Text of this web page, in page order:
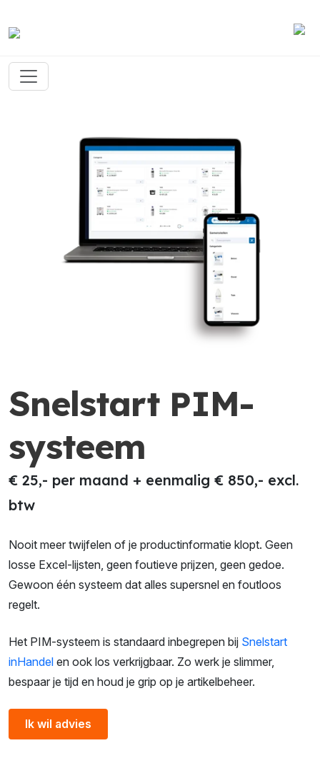
Snelstart PIM-
systeem
€ 25,- per maand + eenmalig € 850,- excl.
btw
Nooit meer twijfelen of je productinformatie klopt. Geen
losse Excel-lijsten, geen foutieve prijzen, geen gedoe.
Gewoon één systeem dat alles supersnel en foutloos
regelt.
Het PIM-systeem is standaard inbegrepen bij Snelstart
inHandel en ook los verkrijgbaar. Zo werk je slimmer,
bespaar je tijd en houd je grip op je artikelbeheer.
Ik wil advies